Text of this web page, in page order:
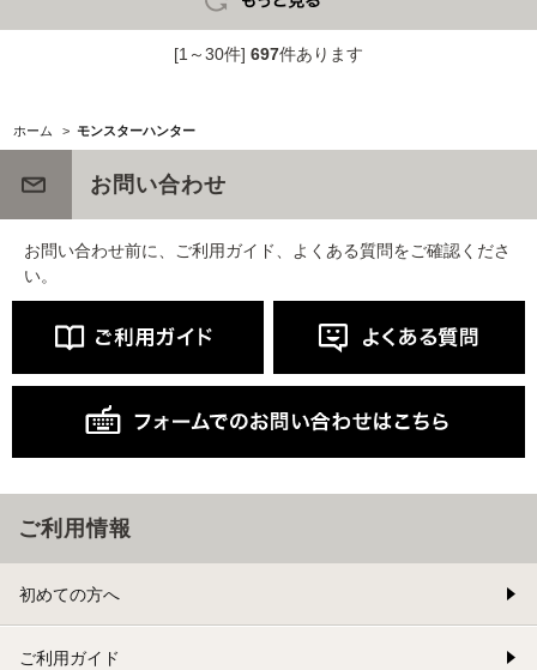
[1～30件] 697件あります
ホーム > モンスターハンター
お問い合わせ
お問い合わせ前に、ご利用ガイド、よくある質問をご確認くださ
い。
ご利用情報
初めての方へ
ご利用ガイド